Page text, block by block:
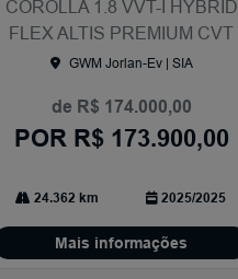
lhe
COROLLA 1.8 VVT-I HYBRID
FLEX ALTIS PREMIUM CVT
GWM Jorlan-Ev | SIA
de R$ 174.000,00
POR R$ 173.900,00
24.362 km 2025/2025
Mais informações